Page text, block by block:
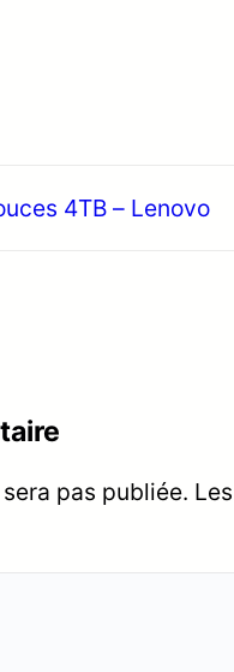
4TB – Lenovo
pas publiée.